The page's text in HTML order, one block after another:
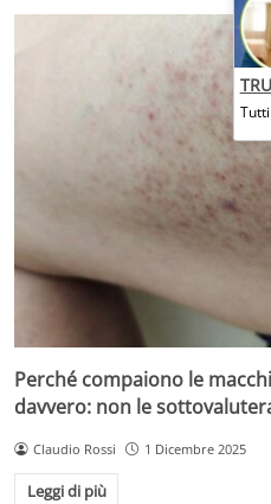
Perché compaiono le
davvero: non le
Claudio Rossi 1 Dicembre 2025
Leggi di più